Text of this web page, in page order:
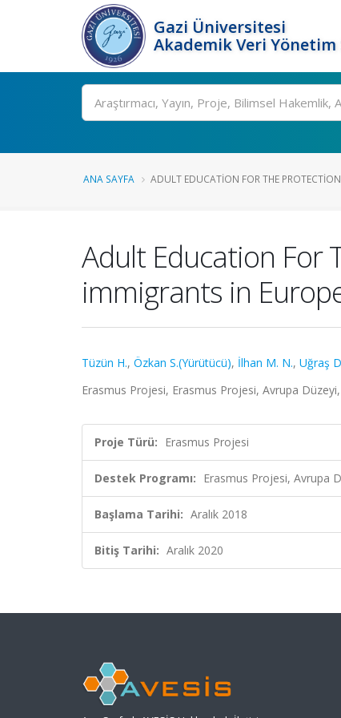
Gazi Üniversitesi
Akademik Veri Yönetim
Ara
ANA SAYFA ADULT EDUCATION FOR THE
Adult Education For
immigrants in
Tüzün H., Özkan S.(Yürütücü), İlhan M. N., Uğraş
Erasmus Projesi, Erasmus Projesi, Avrupa
Proje Türü: Erasmus Projesi
Destek Programı: Erasmus Projesi, Avrupa
Başlama Tarihi: Aralık 2018
Bitiş Tarihi: Aralık 2020